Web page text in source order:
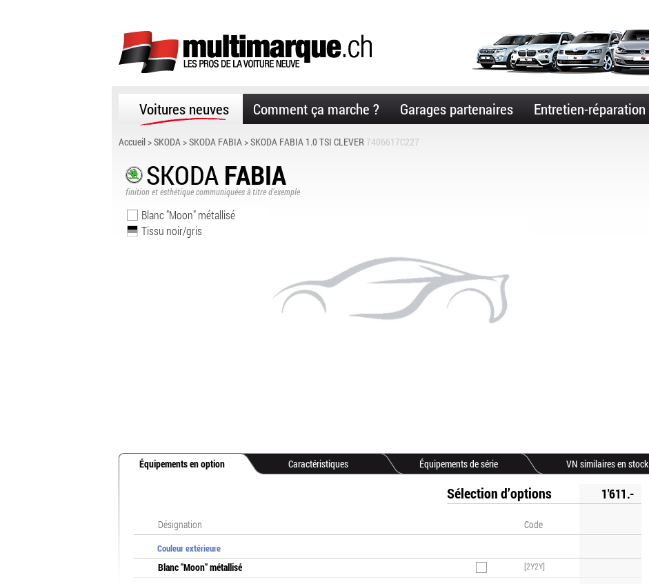
Voitures neuves Comment ça marche ? Garages partenaires Entretien-réparation
Accueil>SKODA>SKODA FABIA> SKODA FABIA 1.0 TSI CLEVER 7406617C227
SKODA FABIA
finition et esthétique communiquées à titre d’exemple
Blanc "Moon" métallisé
Tissu noir/gris
Équipements en option Caractéristiques Équipements de série VN similaires en stock
Sélection d’options 1'611.-
Désignation Code
Couleur extérieure
Blanc "Moon" métallisé [2Y2Y]